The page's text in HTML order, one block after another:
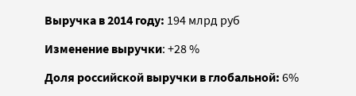
Выручка в 2014 году: 194 млрд руб
Изменение выручки: +28 %
Доля российской выручки в глобальной: 6%